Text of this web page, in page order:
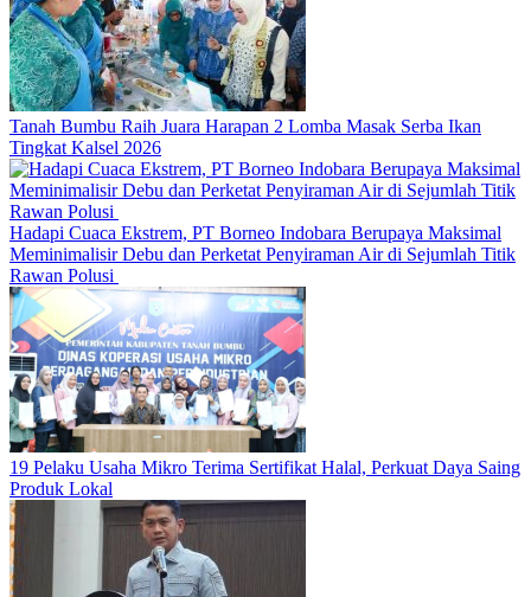
Tanah Bumbu Raih Juara Harapan 2 Lomba Masak Serba Ikan
Tingkat Kalsel 2026
Hadapi Cuaca Ekstrem, PT Borneo Indobara Berupaya Maksimal
Meminimalisir Debu dan Perketat Penyiraman Air di Sejumlah Titik
Rawan Polusi
19 Pelaku Usaha Mikro Terima Sertifikat Halal, Perkuat Daya Saing
Produk Lokal